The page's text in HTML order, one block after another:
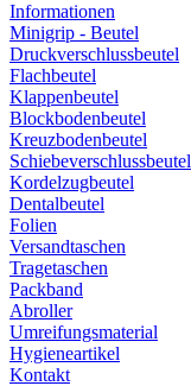
Informationen
Minigrip - Beutel
Druckverschlussbeutel
Flachbeutel
Klappenbeutel
Blockbodenbeutel
Kreuzbodenbeutel
Schiebeverschlussbeutel
Kordelzugbeutel
Dentalbeutel
Folien
Versandtaschen
Tragetaschen
Packband
Abroller
Umreifungsmaterial
Hygieneartikel
Kontakt